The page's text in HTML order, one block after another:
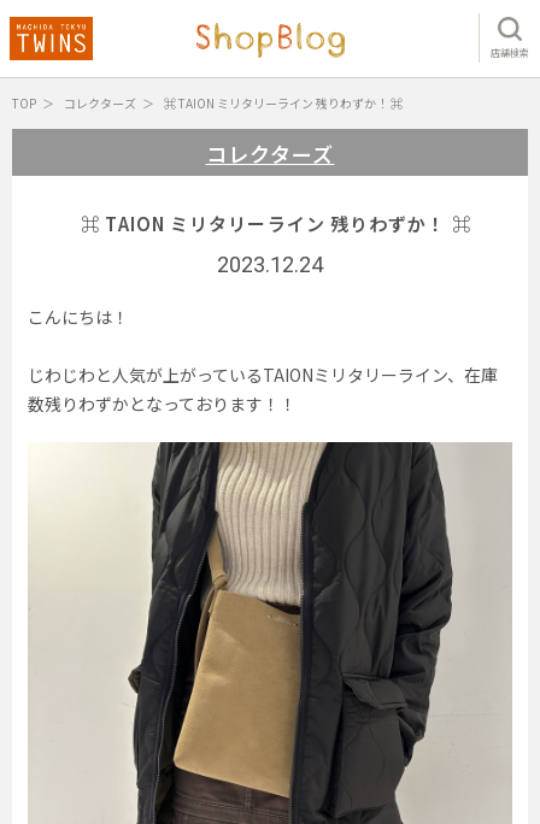
店舗検索
TOP コレクターズ ⌘ TAION ミリタリーライン 残りわずか！ ⌘
コレクターズ
⌘ TAION ミリタリーライン 残りわずか！ ⌘
2023.12.24
こんにちは！
じわじわと人気が上がっているTAIONミリタリーライン、在庫
数残りわずかとなっております！！